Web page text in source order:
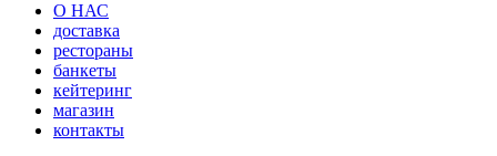
О НАС
доставка
рестораны
банкеты
кейтеринг
магазин
контакты